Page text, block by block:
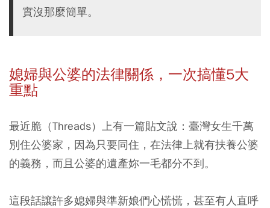
實沒那麼簡單。
媳婦與公婆的法律關係，一次搞懂5大
重點
最近脆（Threads）上有一篇貼文說：臺灣女生千萬
別住公婆家，因為只要同住，在法律上就有扶養公婆
的義務，而且公婆的遺產妳一毛都分不到。
這段話讓許多媳婦與準新娘們心慌慌，甚至有人直呼